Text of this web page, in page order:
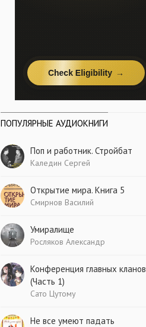
ПОПУЛЯРНЫЕ АУДИОКНИГИ
Поп и работник. Стройбат
Каледин Сергей
Открытие мира. Книга 5
Смирнов Василий
Умиралище
Росляков Александр
Конференция главных кланов
(Часть 1)
Сато Цутому
Не все умеют падать